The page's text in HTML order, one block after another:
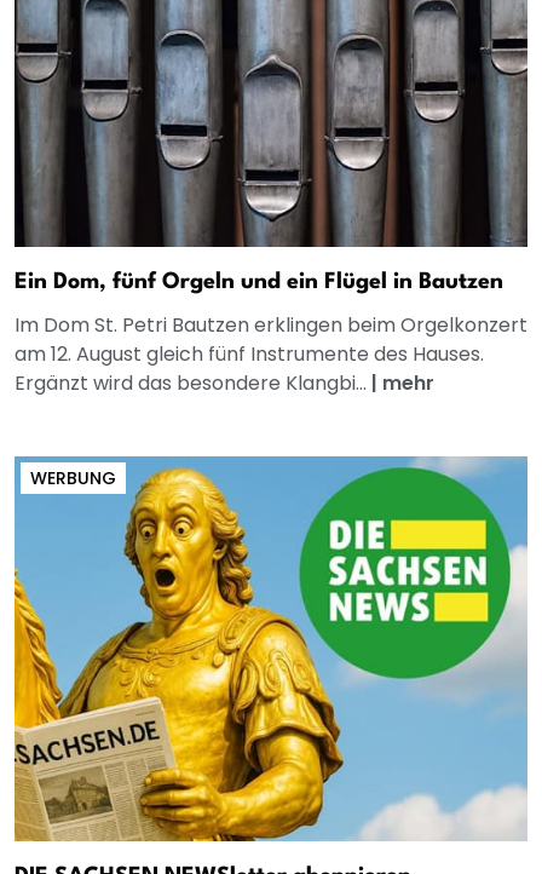
Ein Dom, fünf Orgeln und ein Flügel in Bautzen
Im Dom St. Petri Bautzen erklingen beim Orgelkonzert
am 12. August gleich fünf Instrumente des Hauses.
Ergänzt wird das besondere Klangbi... | mehr
WERBUNG